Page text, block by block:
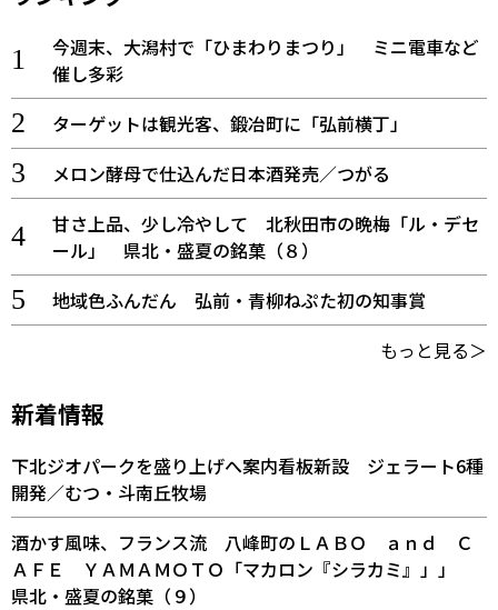
今週末、大潟村で「ひまわりまつり」 ミニ電車など
催し多彩
ターゲットは観光客、鍛冶町に「弘前横丁」
メロン酵母で仕込んだ日本酒発売／つがる
甘さ上品、少し冷やして 北秋田市の晩梅「ル・デセ
ール」 県北・盛夏の銘菓（８）
地域色ふんだん 弘前・青柳ねぷた初の知事賞
もっと見る＞
新着情報
下北ジオパークを盛り上げへ案内看板新設 ジェラート6種
開発／むつ・斗南丘牧場
酒かす風味、フランス流 八峰町のＬＡＢＯ ａｎｄ Ｃ
ＡＦＥ ＹＡＭＡＭＯＴＯ「マカロン『シラカミ』」」
県北・盛夏の銘菓（９）